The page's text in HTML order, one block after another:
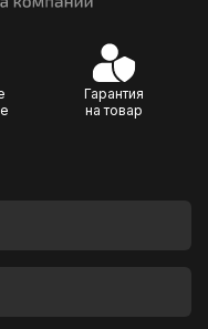
Гарантия
на товар